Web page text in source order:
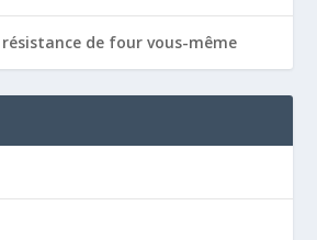
de four vous-même